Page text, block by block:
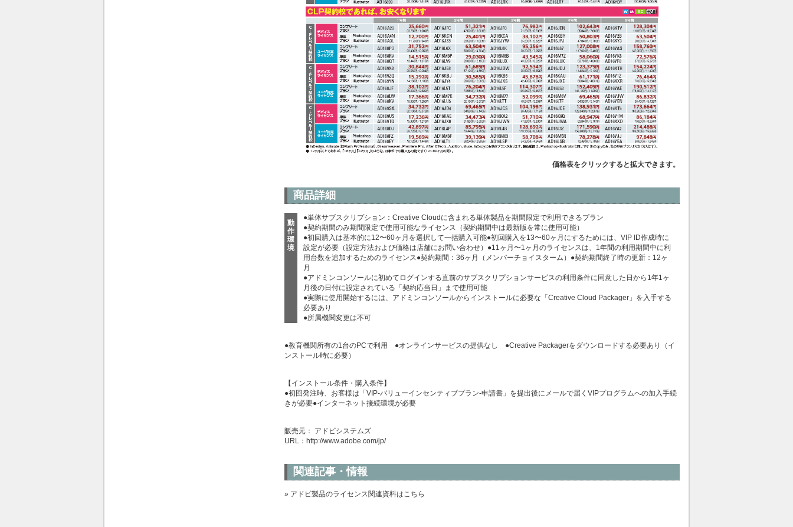
価格表をクリックすると拡大できます。
商品詳細
動
作
環
境
●単体サブスクリプション：Creative Cloudに含まれる単体製品を期間限定で利用できるプラン
●契約期間のみ期間限定で使用可能なライセンス（契約期間中は最新版を常に使用可能）
●初回購入は基本的に12〜60ヶ月を選択して一括購入可能●初回購入を13〜60ヶ月にするためには、VIP ID作成時に
設定が必要（設定方法および価格は店舗にお問い合わせ）●11ヶ月〜1ヶ月のライセンスは、1年間の利用期間中に利
用台数を追加するためのライセンス●契約期間：36ヶ月（メンバーチョイスターム）●契約期間終了時の更新：12ヶ
月
●アドミンコンソールに初めてログインする直前のサブスクリプションサービスの利用条件に同意した日から1年1ヶ
月後の日付に設定されている「契約応当日」まで使用可能
●実際に使用開始するには、アドミンコンソールからインストールに必要な「Creative Cloud Packager」を入手する
必要あり
●所属機関変更は不可
●教育機関所有の1台のPCで利用 ●オンラインサービスの提供なし ●Creative Packagerをダウンロードする必要あり（イ
ンストール時に必要）
【インストール条件・購入条件】
●初回発注時、お客様は「VIP-バリューインセンティブプラン-申請書」を提出後にメールで届くVIPプログラムへの加入手続
きが必要●インターネット接続環境が必要
販売元： アドビシステムズ
URL： http://www.adobe.com/jp/
関連記事・情報
» アドビ製品のライセンス関連資料はこちら